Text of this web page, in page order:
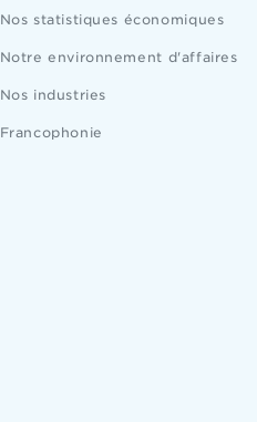
Nos statistiques économiques
Notre environnement d'affaires
Nos industries
Francophonie